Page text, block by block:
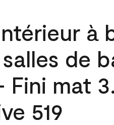
à
de
Fini mat
519